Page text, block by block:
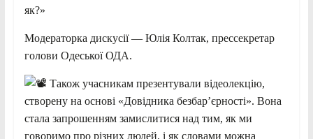
як?»
Модераторка дискусії — Юлія Колтак, прессекретар
голови Одеської ОДА.
Також учасникам презентували відеолекцію,
створену на основі «Довідника безбар’єрності». Вона
стала запрошенням замислитися над тим, як ми
говоримо про різних людей, і як словами можна